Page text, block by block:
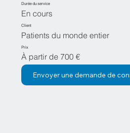
Durée du service
En cours
Client
Patients du monde entier
Prix
À partir de 700 €
Envoyer une demande de